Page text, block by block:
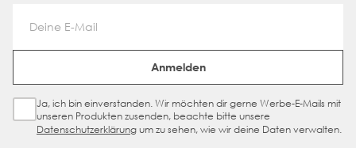
Email Address
Anmelden
Sign Up Checkbox
Ja, ich bin einverstanden. Wir möchten dir gerne Werbe-E-Mails mit
unseren Produkten zusenden, beachte bitte unsere
Datenschutzerklärungum zu sehen, wie wir deine Daten verwalten.